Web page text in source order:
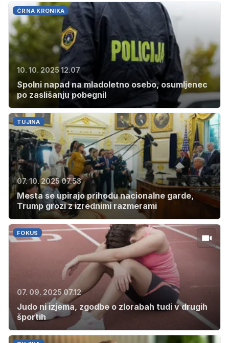
ČRNA KRONIKA
10. 10. 2025 12.07
Spolni napad na mladoletno osebo, osumljenec
po zaslišanju pobegnil
TUJINA
07. 10. 2025 07.53
Mesta se upirajo prihodu nacionalne garde,
Trump grozi z izrednimi razmerami
FOKUS
07. 09. 2025 07.12
Judo ni izjema, zgodbe o zlorabah tudi v drugih
športih